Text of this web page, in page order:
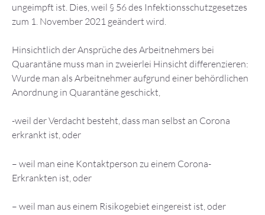
ungeimpft ist. Dies, weil § 56 des Infektionsschutzgesetzes
zum 1. November 2021 geändert wird.
Hinsichtlich der Ansprüche des Arbeitnehmers bei
Quarantäne muss man in zweierlei Hinsicht differenzieren:
Wurde man als Arbeitnehmer aufgrund einer behördlichen
Anordnung in Quarantäne geschickt,
-weil der Verdacht besteht, dass man selbst an Corona
erkrankt ist, oder
– weil man eine Kontaktperson zu einem Corona-
Erkrankten ist, oder
– weil man aus einem Risikogebiet eingereist ist, oder